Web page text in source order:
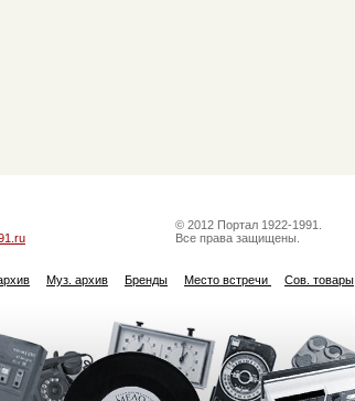
© 2012 Портал 1922-1991.
Все права защищены.
Муз. архив Бренды Место встречи Сов. товары